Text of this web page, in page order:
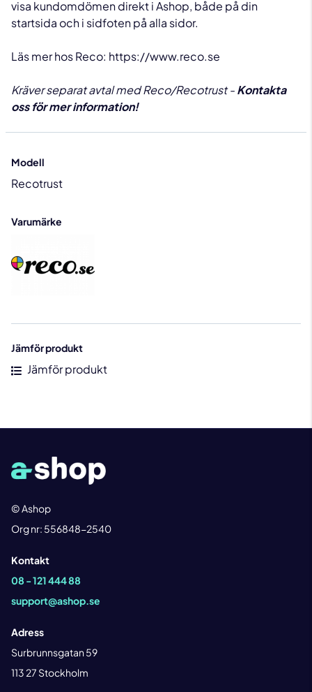
visa kundomdömen direkt i Ashop, både på din
startsida och i sidfoten på alla sidor.
Läs mer hos Reco: https://www.reco.se
Kräver separat avtal med Reco/Recotrust -Kontakta
oss för mer information!
Modell
Recotrust
Varumärke
Jämför produkt
Jämför produkt
© Ashop
Org nr: 556848-2540
Kontakt
08 - 121 444 88
support@ashop.se
Adress
Surbrunnsgatan 59
113 27 Stockholm